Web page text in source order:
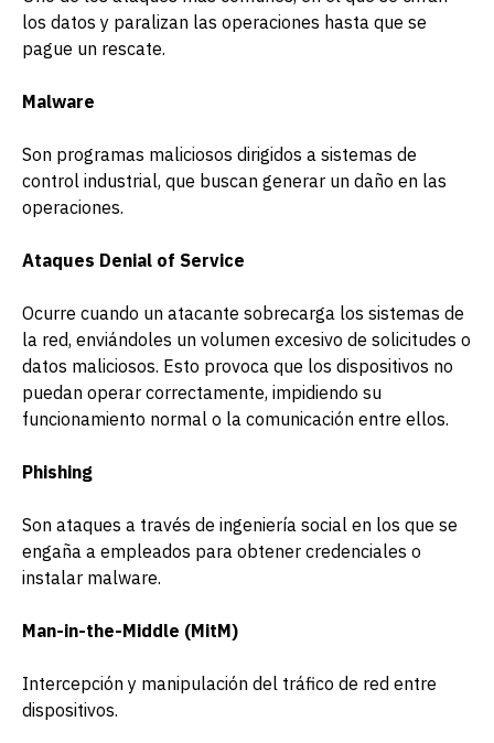
los datos y paralizan las operaciones hasta que se
pague un rescate.
Malware
Son programas maliciosos dirigidos a sistemas de
control industrial, que buscan generar un daño en las
operaciones.
Ataques Denial of Service
Ocurre cuando un atacante sobrecarga los sistemas de
la red, enviándoles un volumen excesivo de solicitudes o
datos maliciosos. Esto provoca que los dispositivos no
puedan operar correctamente, impidiendo su
funcionamiento normal o la comunicación entre ellos.
Phishing
Son ataques a través de ingeniería social en los que se
engaña a empleados para obtener credenciales o
instalar malware.
Man-in-the-Middle (MitM)
Intercepción y manipulación del tráfico de red entre
dispositivos.